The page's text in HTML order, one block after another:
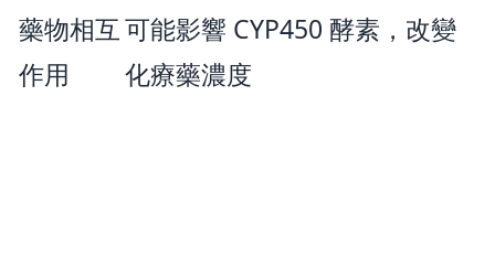
藥物相互
作用
可能影響 CYP450 酵素，改變
化療藥濃度